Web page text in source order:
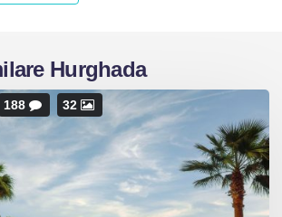
Hurghada
188 32